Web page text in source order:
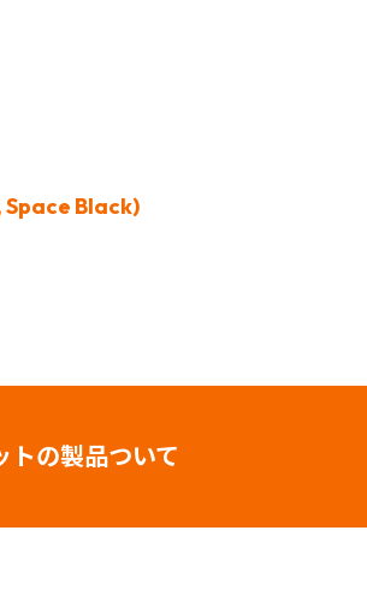
Black)
トの製品ついて